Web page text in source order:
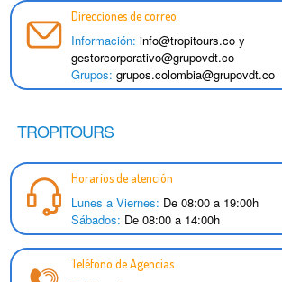
Direcciones de correo
Información: info@tropitours.co y
gestorcorporativo@grupovdt.co
Grupos:grupos.colombia@grupovdt.co
TROPITOURS
Horarios de atención
Lunes a Viernes: De 08:00 a 19:00h
Sábados: De 08:00 a 14:00h
Teléfono de Agencias